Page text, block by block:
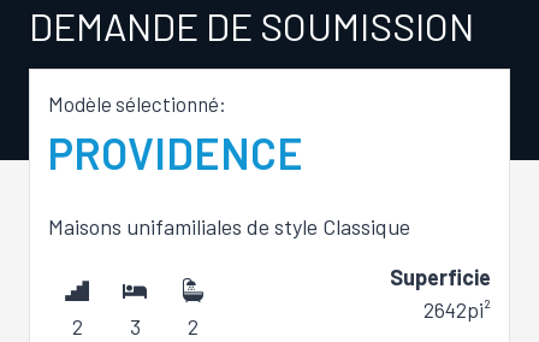
DEMANDE DE SOUMISSION
Modèle sélectionné:
PROVIDENCE
Maisons unifamiliales de style Classique
2 3 2
Superficie
2642pi²